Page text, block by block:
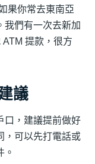
果你常去東南亞
我們有一次去新加
提款，很方
議
口，建議提前做好
，可以先打電話或
。